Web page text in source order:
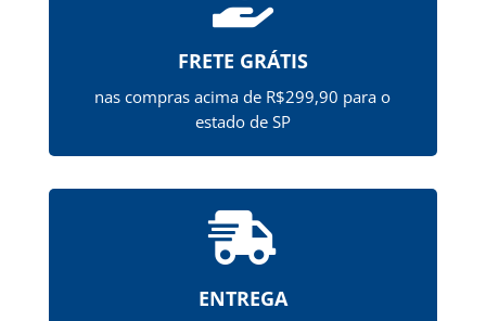
FRETE GRÁTIS
nas compras acima de R$299,90 para o
estado de SP

ENTREGA